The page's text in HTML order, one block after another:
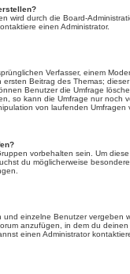
wird durch die Board-
einen Administrator.
Verfasser, einem
Beitrag des Themas;
Benutzer die Umfrage
so kann die Umfrage nur noch
von laufenden Umfragen
vorbehalten sein. Um
du möglicherweise
einzelne Benutzer vergeben
anzufügen, in dem du
einen Administrator